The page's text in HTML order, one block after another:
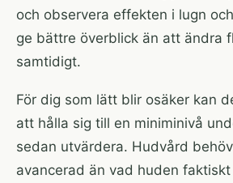
och observera effekten i lugn
ge bättre överblick än att ändra
samtidigt.
För dig som lätt blir osäker kan
att hålla sig till en miniminivå
sedan utvärdera. Hudvård
avancerad än vad huden